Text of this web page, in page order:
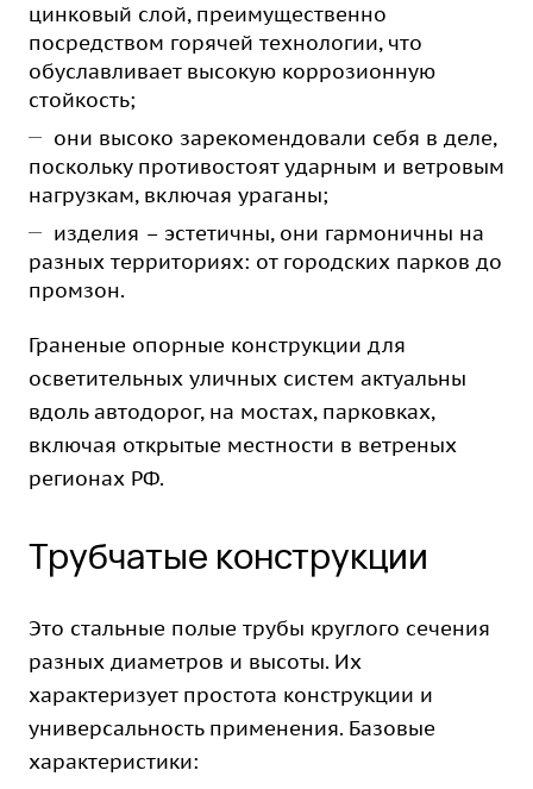
цинковый слой, преимущественно
посредством горячей технологии, что
обуславливает высокую коррозионную
стойкость;
они высоко зарекомендовали себя в деле,
поскольку противостоят ударным и ветровым
нагрузкам, включая ураганы;
изделия – эстетичны, они гармоничны на
разных территориях: от городских парков до
промзон.
Граненые опорные конструкции для
осветительных уличных систем актуальны
вдоль автодорог, на мостах, парковках,
включая открытые местности в ветреных
регионах РФ.
Трубчатые конструкции
Это стальные полые трубы круглого сечения
разных диаметров и высоты. Их
характеризует простота конструкции и
универсальность применения. Базовые
характеристики: